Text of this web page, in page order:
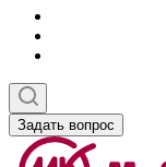
Задать вопрос